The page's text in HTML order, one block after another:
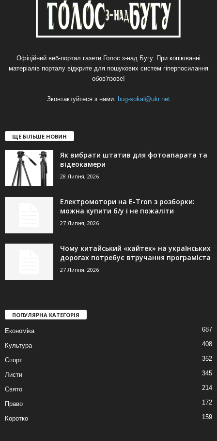
Офіційний веб-портал газети Голос з-над Бугу. При копіюванні
матеріалів порталу відкрите для пошукових систем гіперпосилання
обов'язове!
Зконтактуйтеся з нами: bug-sokal@ukr.net
ЩЕ БІЛЬШЕ НОВИН
Як вибрати штатив для фотоапарата та
відеокамери
28 Липня, 2026
Електромотори на E-Tron з розборки:
можна купити б/у і не пожаліти
27 Липня, 2026
Чому китайський «хайтек» на українських
дорогах потребує втручання програміста
27 Липня, 2026
ПОПУЛЯРНА КАТЕГОРІЯ
Економіка 687
Культура 408
Спорт 352
Листи 345
Свято 214
Право 172
Коротко 159